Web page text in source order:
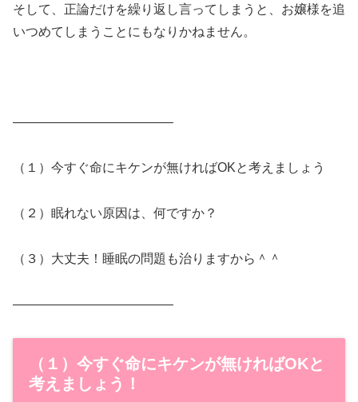
そして、正論だけを繰り返し言ってしまうと、お嬢様を追
いつめてしまうことにもなりかねません。
————————————–
（１）今すぐ命にキケンが無ければOKと考えましょう
（２）眠れない原因は、何ですか？
（３）大丈夫！睡眠の問題も治りますから＾＾
————————————–
（１）今すぐ命にキケンが無ければOKと
考えましょう！